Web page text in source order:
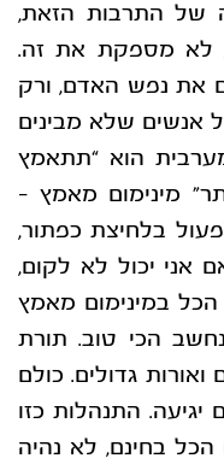
של התרבות הזאת,
לא מספקת את זה.
את נפש האדם, ורק
אנשים שלא מבינים
הוא “תתאמץ
מינימום מאמץ –
בלחיצת כפתור,
אני יכול לא לקום,
במינימום מאמץ
הכי טוב. תורת
גדולים. כולם
יגיעה. התנהלות כזו
בחינם, לא נהיה